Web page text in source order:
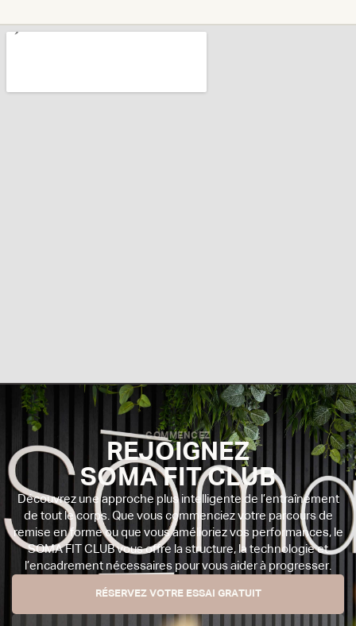
COMMENCEZ
REJOIGNEZ
SOMA FIT CLUB
Découvrez une approche plus intelligente de l’entraînement
de tout le corps. Que vous commenciez votre parcours de
remise en forme ou que vous amélioriez vos performances, le
SOMA FIT CLUB vous offre la structure, la technologie et
l’encadrement nécessaires pour vous aider à progresser.
RÉSERVEZ VOTRE ESSAI GRATUIT